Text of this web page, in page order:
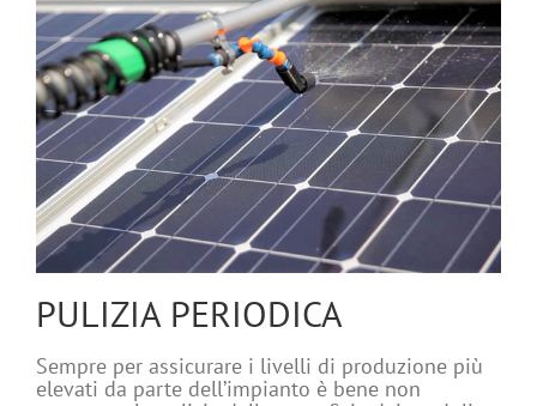
PULIZIA PERIODICA
Sempre per assicurare i livelli di produzione più
elevati da parte dell’impianto è bene non